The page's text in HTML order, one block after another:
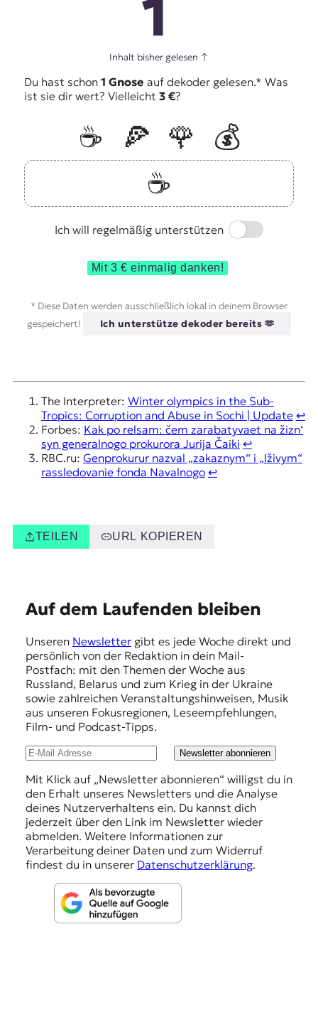
1
Inhalt bisher gelesen ↑
Du hast schon 1 Gnose auf dekoder gelesen.* Was
ist sie dir wert? Vielleicht 3 €?
☕️ 🍕 🌹
💰
☕️
Ich will regelmäßig unterstützen
Switch
Mit 3 € einmalig danken!
* Diese Daten werden ausschließlich lokal in deinem Browser
gespeichert!
Ich unterstütze dekoder bereits 🫶
The Interpreter: Winter olympics in the Sub-
Tropics: Corruption and Abuse in Sochi | Update ↩︎
Forbes: Kak po relsam: čem zarabatyvaet na žizn‘
syn generalnogo prokurora Jurija Čaiki ↩︎
RBC.ru: Genprokurur nazval „zakaznym“ i „lživym“
rassledovanie fonda Navalnogo ↩︎
TEILEN URL KOPIEREN
Auf dem Laufenden bleiben
Unseren Newslettergibt es jede Woche direkt und
persönlich von der Redaktion in dein Mail-
Postfach: mit den Themen der Woche aus
Russland, Belarus und zum Krieg in der Ukraine
sowie zahlreichen Veranstaltungshinweisen, Musik
aus unseren Fokusregionen, Leseempfehlungen,
Film- und Podcast-Tipps.
Newsletter abonnieren
Mit Klick auf „Newsletter abonnieren“ willigst du in
den Erhalt unseres Newsletters und die Analyse
deines Nutzerverhaltens ein. Du kannst dich
jederzeit über den Link im Newsletter wieder
abmelden. Weitere Informationen zur
Verarbeitung deiner Daten und zum Widerruf
findest du in unserer Datenschutzerklärung.